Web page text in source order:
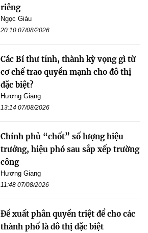
riêng
Ngọc Giàu
20:10 07/08/2026
Các Bí thư tỉnh, thành kỳ vọng gì từ
cơ chế trao quyền mạnh cho đô thị
đặc biệt?
Hương Giang
13:14 07/08/2026
Chính phủ “chốt” số lượng hiệu
trưởng, hiệu phó sau sắp xếp trường
công
Hương Giang
11:48 07/08/2026
Đề xuất phân quyền triệt để cho các
thành phố là đô thị đặc biệt